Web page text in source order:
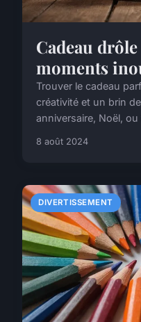
Cadeau
moments
Trouver le cadeau
créativité et un brin
anniversaire, Noël,
8 août 2024
DIVERTISSEMENT